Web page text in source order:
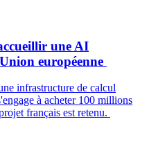
une AI
européenne
infrastructure de calcul
à acheter 100 millions
français est retenu.